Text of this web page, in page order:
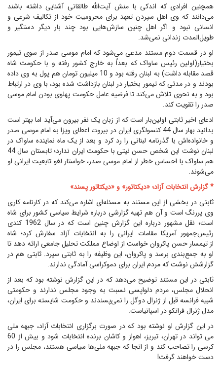
همچنین افرادی که اندکی با منش آیت‌الله طالقانی آشنایی داشته باشند
می‌دانند که وی اهل سپردن تعهد برای محرومیت خود از تکالیف شرعی و
انسانی نبود و اگر اهل چنین سازش‌هایی بود چند بار دیگر دستگیر و
طویل‌المدت زندانی نمی‌شد.
او در قسمت دوم مستند مدعی می‌شود که امام موسی صدر از سوی تیمور
بختیار(اولین رئیس ساواک که بعداً به خارج کشور رفته و با حکومت شاه
قصد مقابله داشت) به لبنان رفته بود و 10 میلیون تومان هم پول به وی داده
بودند و در مدتی که تیمور بختیار در لبنان بازداشت شده بود، با وی در ارتباط
بود و به نحوی تلاش می‌کند تا فرضیه عامل حکومت پهلوی بودن امام موسی
صدر را تقویت کند.
ادعای اخیر ثابتی اولین‌بار است که از زبان یک نفر بیرون می‌آید اما بهتر است
بدانید بهار سال 44 کنسولگری ایران در بیروت اعطای ویزا به امام موسی صدر
و خانواده‌اش با گذرنامه لبنانی را رد کرد و بعد از یک ماه نماینده ساواک در
لبنان نوشت این شخص حسن نیتی با حکومت ایران ندارد؛ تابستان سال 44
هم ساواک با احساس خطر از امام موسی صدر، خواستار لغو تابعیت ایرانی او
می‌شوند.
* گزارش انتخابات آزاد؛ «دیکتاتور» و «دیکتاتور پسند»
ثابتی در بخشی از این مستند به مسئله‌ای اشاره می‌کند که در کارنامه کاری
وی پررنگ است و آن هم تهیه گزارشی درباره شرایط سیاسی کشور برای شاه
است؛ نقل مشهور درباره این گزارش چنین است که در سال 1962 کندی
رئیس‌جمهور‌ آمریکا مقامات ایرانی را به انتخابات آزاد سفارش کرد؛ شاه
از تیمسار حسن پاکروان خواست از اوضاع مملکت تحلیل جامعی ارائه دهد تا
او به جمع‌بندی برسد و پاکروان، این وظیفه را به ثابتی سپرد. ثابتی هم در
گزارشش نوشت که مردم ایران برای دموکراسی آمادگی ندارند.
ثابتی در این مستند توضیح می‌دهد که در این گزارش نوشته بود که بعد از
انحلال مجلس، مردم دلواپسی نسبت به وجود مجلس ندارند و حکومتی
شبیه فرانسه قبل از ژنرال دوگل را نمی‌پسندند و حکومت شایسته برای ایران،
مدل ژنرال فرانکو در اسپانیاست.
در این گزارش او نوشته بود که در صورت برگزاری انتخابات آزاد، جبهه ملی
می تواند در تهران، تبریز، اهواز و کاشان برنده انتخابات شود و بیش از 60
کرسی را تصاحب کند و از انجا که جبهه ملی‌ها سیاسی هستند، مجلس را در
دست خواهند گرفت!